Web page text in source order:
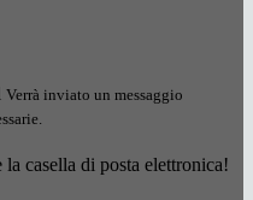
Verrà inviato un messaggio
casella di posta elettronica!